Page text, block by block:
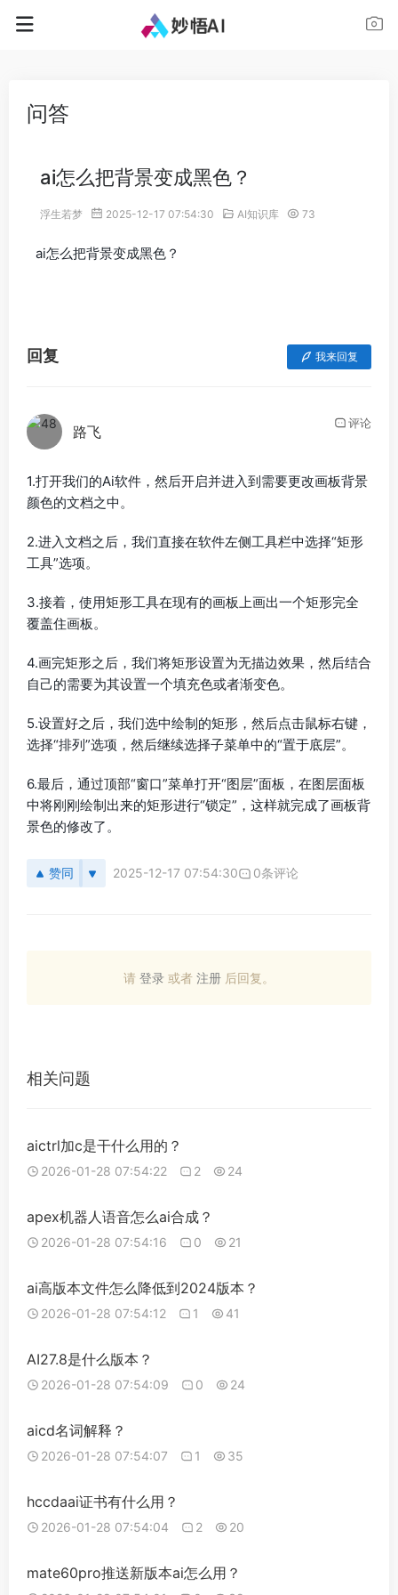
问答
ai怎么把背景变成黑色？
浮生若梦 2025-12-17 07:54:30 AI知识库 73
ai怎么把背景变成黑色？
回复 我来回复
路飞 评论
1.打开我们的Ai软件，然后开启并进入到需要更改画板背景
颜色的文档之中。
2.进入文档之后，我们直接在软件左侧工具栏中选择“矩形
工具”选项。
3.接着，使用矩形工具在现有的画板上画出一个矩形完全
覆盖住画板。
4.画完矩形之后，我们将矩形设置为无描边效果，然后结合
自己的需要为其设置一个填充色或者渐变色。
5.设置好之后，我们选中绘制的矩形，然后点击鼠标右键，
选择“排列”选项，然后继续选择子菜单中的“置于底层”。
6.最后，通过顶部“窗口”菜单打开“图层”面板，在图层面板
中将刚刚绘制出来的矩形进行“锁定”，这样就完成了画板背
景色的修改了。
赞同 2025-12-17 07:54:30 0条评论
请 登录 或者 注册 后回复。
相关问题
aictrl加c是干什么用的？
2026-01-28 07:54:22 2 24
apex机器人语音怎么ai合成？
2026-01-28 07:54:16 0 21
ai高版本文件怎么降低到2024版本？
2026-01-28 07:54:12 1 41
AI27.8是什么版本？
2026-01-28 07:54:09 0 24
aicd名词解释？
2026-01-28 07:54:07 1 35
hccdaai证书有什么用？
2026-01-28 07:54:04 2 20
mate60pro推送新版本ai怎么用？